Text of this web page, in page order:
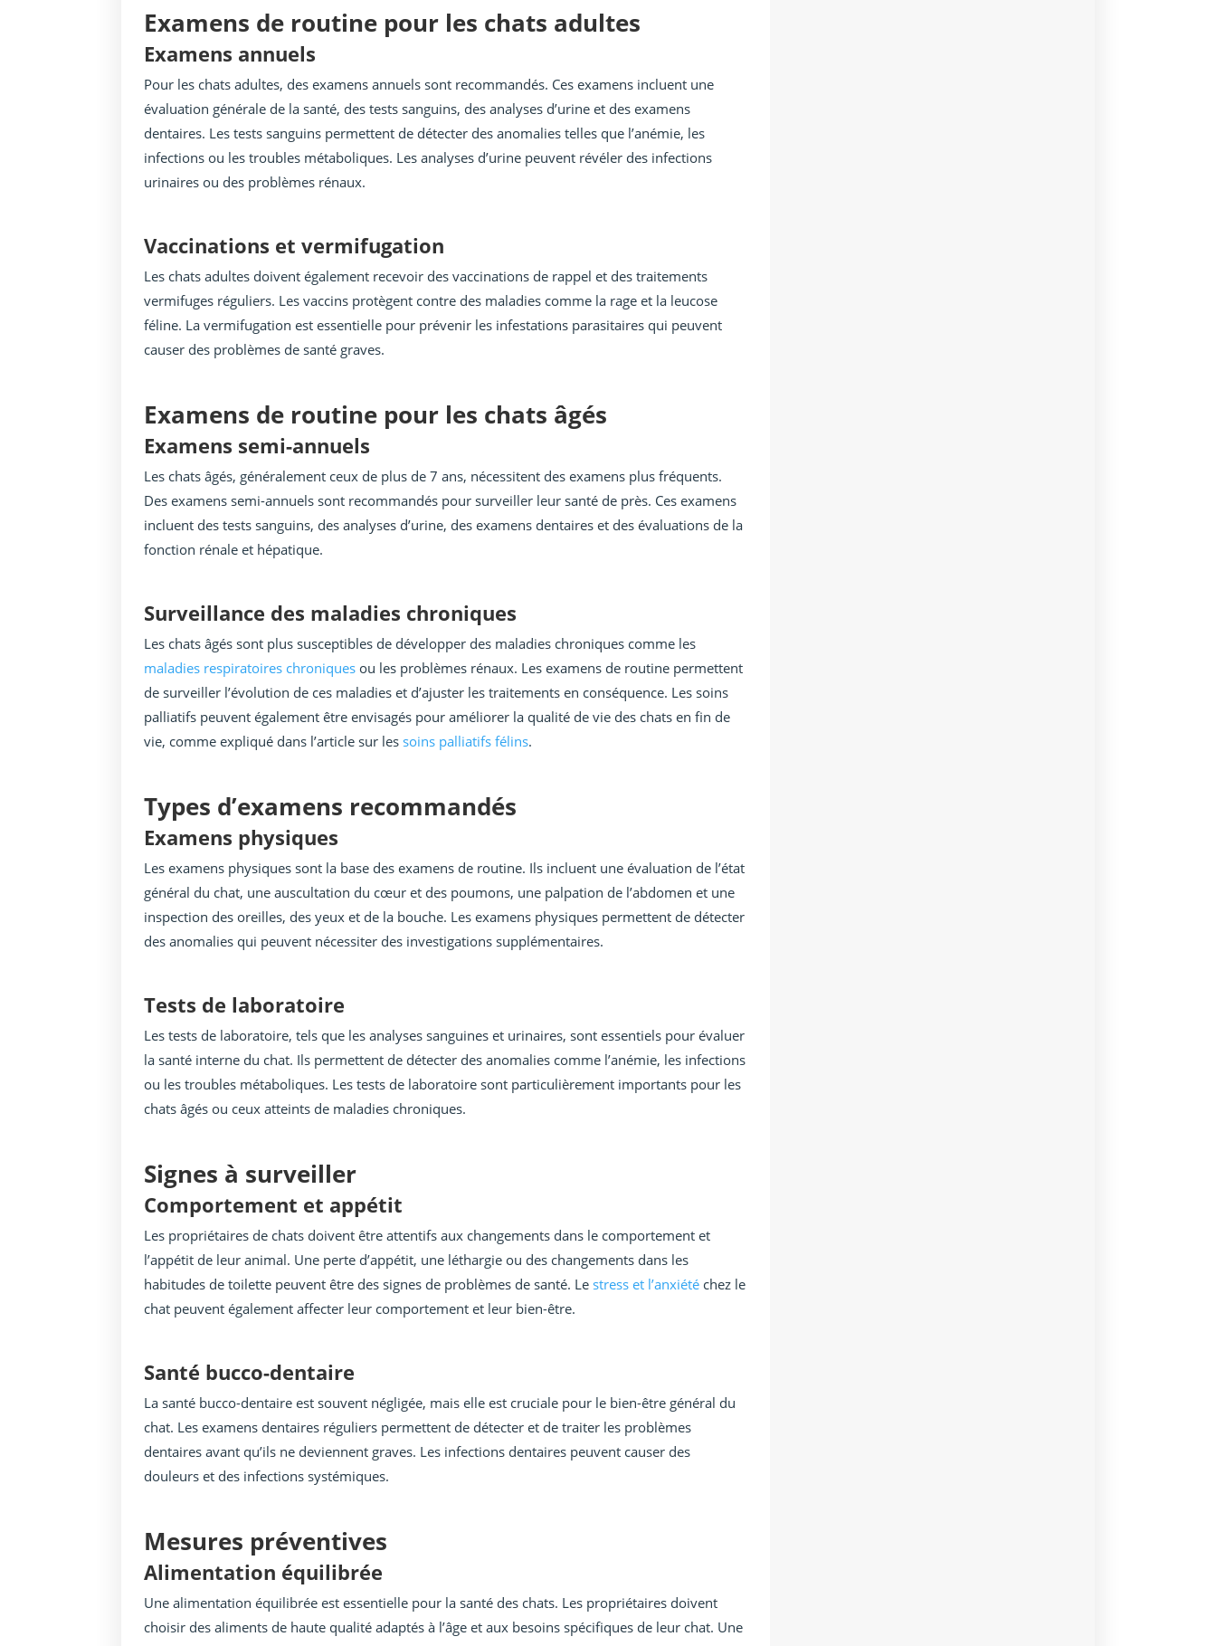
Examens de routine pour les chats adultes
Examens annuels
Pour les chats adultes, des examens annuels sont recommandés. Ces examens incluent une
évaluation générale de la santé, des tests sanguins, des analyses d’urine et des examens
dentaires. Les tests sanguins permettent de détecter des anomalies telles que l’anémie, les
infections ou les troubles métaboliques. Les analyses d’urine peuvent révéler des infections
urinaires ou des problèmes rénaux.
Vaccinations et vermifugation
Les chats adultes doivent également recevoir des vaccinations de rappel et des traitements
vermifuges réguliers. Les vaccins protègent contre des maladies comme la rage et la leucose
féline. La vermifugation est essentielle pour prévenir les infestations parasitaires qui peuvent
causer des problèmes de santé graves.
Examens de routine pour les chats âgés
Examens semi-annuels
Les chats âgés, généralement ceux de plus de 7 ans, nécessitent des examens plus fréquents.
Des examens semi-annuels sont recommandés pour surveiller leur santé de près. Ces examens
incluent des tests sanguins, des analyses d’urine, des examens dentaires et des évaluations de la
fonction rénale et hépatique.
Surveillance des maladies chroniques
Les chats âgés sont plus susceptibles de développer des maladies chroniques comme les
maladies respiratoires chroniques ou les problèmes rénaux. Les examens de routine permettent
de surveiller l’évolution de ces maladies et d’ajuster les traitements en conséquence. Les soins
palliatifs peuvent également être envisagés pour améliorer la qualité de vie des chats en fin de
vie, comme expliqué dans l’article sur les soins palliatifs félins.
Types d’examens recommandés
Examens physiques
Les examens physiques sont la base des examens de routine. Ils incluent une évaluation de l’état
général du chat, une auscultation du cœur et des poumons, une palpation de l’abdomen et une
inspection des oreilles, des yeux et de la bouche. Les examens physiques permettent de détecter
des anomalies qui peuvent nécessiter des investigations supplémentaires.
Tests de laboratoire
Les tests de laboratoire, tels que les analyses sanguines et urinaires, sont essentiels pour évaluer
la santé interne du chat. Ils permettent de détecter des anomalies comme l’anémie, les infections
ou les troubles métaboliques. Les tests de laboratoire sont particulièrement importants pour les
chats âgés ou ceux atteints de maladies chroniques.
Signes à surveiller
Comportement et appétit
Les propriétaires de chats doivent être attentifs aux changements dans le comportement et
l’appétit de leur animal. Une perte d’appétit, une léthargie ou des changements dans les
habitudes de toilette peuvent être des signes de problèmes de santé. Le stress et l’anxiété chez le
chat peuvent également affecter leur comportement et leur bien-être.
Santé bucco-dentaire
La santé bucco-dentaire est souvent négligée, mais elle est cruciale pour le bien-être général du
chat. Les examens dentaires réguliers permettent de détecter et de traiter les problèmes
dentaires avant qu’ils ne deviennent graves. Les infections dentaires peuvent causer des
douleurs et des infections systémiques.
Mesures préventives
Alimentation équilibrée
Une alimentation équilibrée est essentielle pour la santé des chats. Les propriétaires doivent
choisir des aliments de haute qualité adaptés à l’âge et aux besoins spécifiques de leur chat. Une